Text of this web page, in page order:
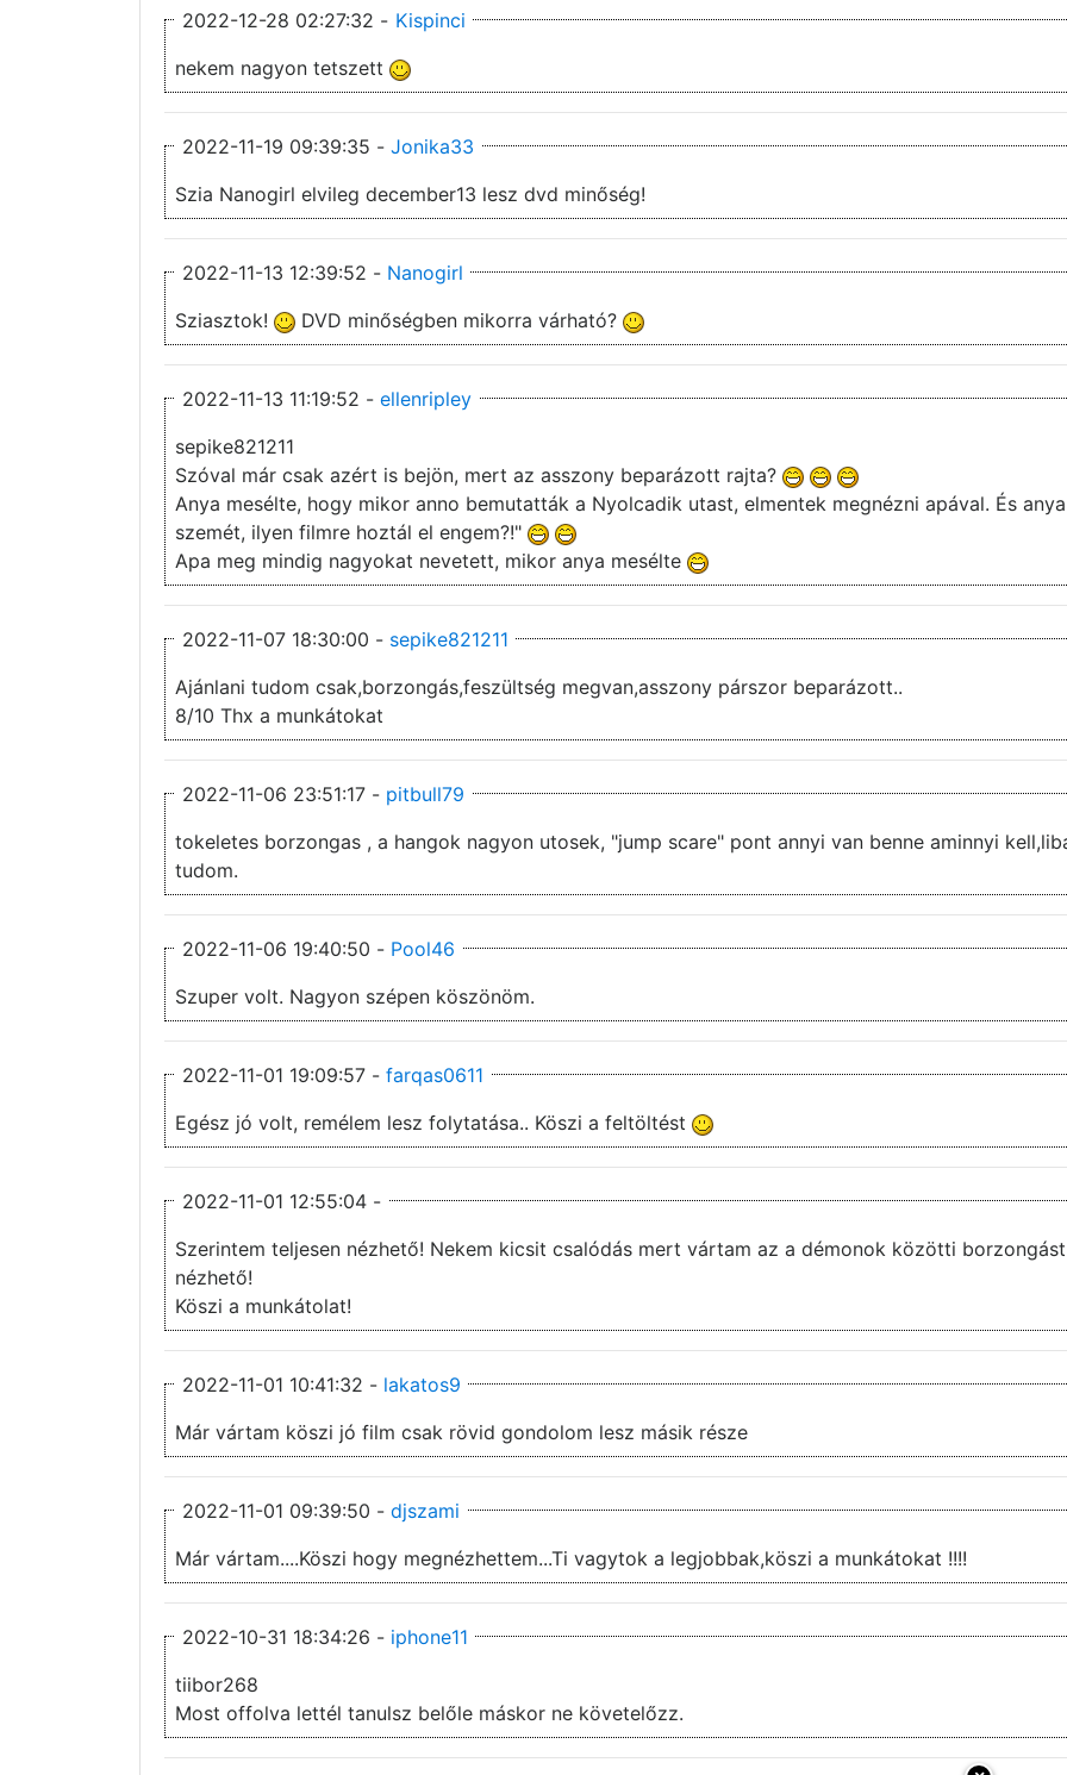
2022-12-28 02:27:32 - Kispinci
nekem nagyon tetszett
2022-11-19 09:39:35 - Jonika33
Szia Nanogirl elvileg december13 lesz dvd minőség!
2022-11-13 12:39:52 - Nanogirl
Sziasztok!
DVD minőségben mikorra várható?
2022-11-13 11:19:52 - ellenripley
sepike821211
Szóval már csak azért is bejön, mert az asszony beparázott rajta?
Anya mesélte, hogy mikor anno bemutatták a Nyolcadik utast, elmentek megnézni apával. És
szemét, ilyen filmre hoztál el engem?!"
Apa meg mindig nagyokat nevetett, mikor anya mesélte
2022-11-07 18:30:00 - sepike821211
Ajánlani tudom csak,borzongás,feszültség megvan,asszony párszor beparázott..
8/10 Thx a munkátokat
2022-11-06 23:51:17 - pitbull79
tokeletes borzongas , a hangok nagyon utosek, "jump scare" pont annyi van benne aminnyi kell,libabor effektus meg volt.Csak ajanlani
tudom.
2022-11-06 19:40:50 - Pool46
Szuper volt. Nagyon szépen köszönöm.
2022-11-01 19:09:57 - farqas0611
Egész jó volt, remélem lesz folytatása.. Köszi a feltöltést
2022-11-01 12:55:04 -
Szerintem teljesen nézhető! Nekem kicsit csalódás mert vártam az a démonok közötti
nézhető!
Köszi a munkátolat!
2022-11-01 10:41:32 - lakatos9
Már vártam köszi jó film csak rövid gondolom lesz másik része
2022-11-01 09:39:50 - djszami
Már vártam....Köszi hogy megnézhettem...Ti vagytok a legjobbak,köszi a munkátokat !!!!
2022-10-31 18:34:26 - iphone11
tiibor268
Most offolva lettél tanulsz belőle máskor ne követelőzz.